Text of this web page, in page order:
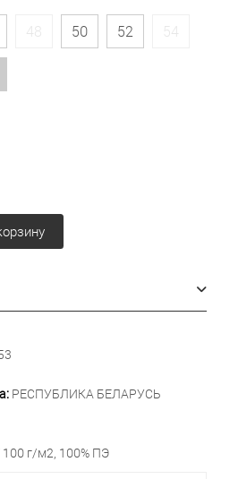
48 50 52 54
РЕСПУБЛИКА БЕЛАРУСЬ
100 г/м2, 100% ПЭ